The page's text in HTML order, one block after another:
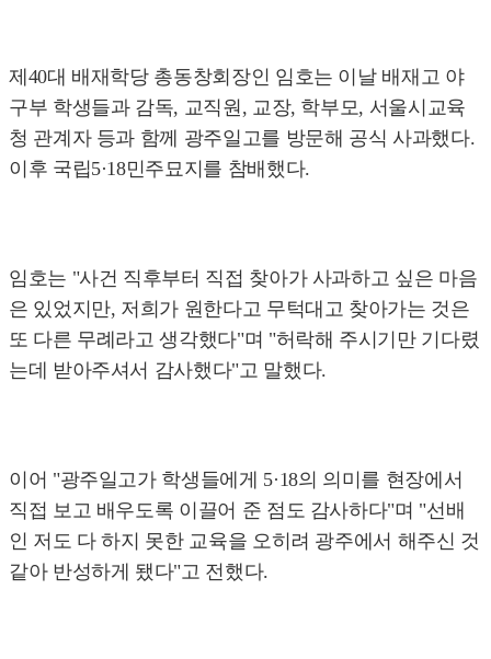
제40대 배재학당 총동창회장인 임호는 이날 배재고 야
구부 학생들과 감독, 교직원, 교장, 학부모, 서울시교육
청 관계자 등과 함께 광주일고를 방문해 공식 사과했다.
이후 국립5·18민주묘지를 참배했다.
임호는 "사건 직후부터 직접 찾아가 사과하고 싶은 마음
은 있었지만, 저희가 원한다고 무턱대고 찾아가는 것은
또 다른 무례라고 생각했다"며 "허락해 주시기만 기다렸
는데 받아주셔서 감사했다"고 말했다.
이어 "광주일고가 학생들에게 5·18의 의미를 현장에서
직접 보고 배우도록 이끌어 준 점도 감사하다"며 "선배
인 저도 다 하지 못한 교육을 오히려 광주에서 해주신 것
같아 반성하게 됐다"고 전했다.